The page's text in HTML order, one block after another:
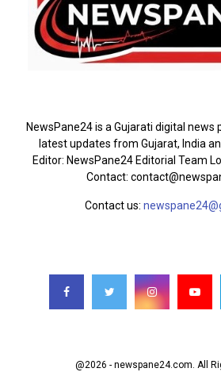
NewsPane24 is a Gujarati digital
latest updates from Gujarat, India
Editor: NewsPane24 Editorial Team
Contact:
Contact us:
@2026 - newspane24.com. All